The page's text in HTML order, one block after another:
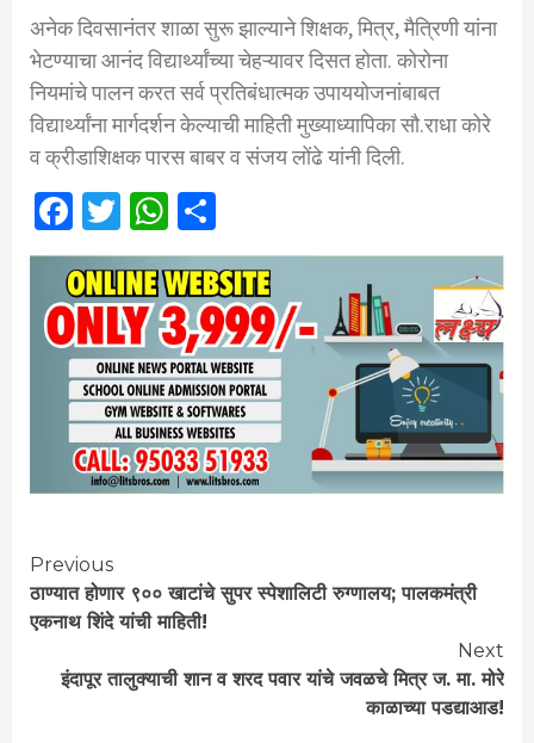
अनेक दिवसानंतर शाळा सुरू झाल्याने शिक्षक, मित्र, मैत्रिणी यांना
भेटण्याचा आनंद विद्यार्थ्यांच्या चेहऱ्यावर दिसत होता. कोरोना
नियमांचे पालन करत सर्व प्रतिबंधात्मक उपाययोजनांबाबत
विद्यार्थ्यांना मार्गदर्शन केल्याची माहिती मुख्याध्यापिका सौ.राधा कोरे
व क्रीडाशिक्षक पारस बाबर व संजय लोंढे यांनी दिली.
Facebook
TwitterWhatsApp
Continue
Reading
Previous
ठाण्यात होणार ९०० खाटांचे सुपर स्पेशालिटी रुग्णालय; पालकमंत्री
एकनाथ शिंदे यांची माहिती!
Next
इंदापूर तालुक्याची शान व शरद पवार यांचे जवळचे मित्र ज. मा. मोरे
काळाच्या पडद्याआड!